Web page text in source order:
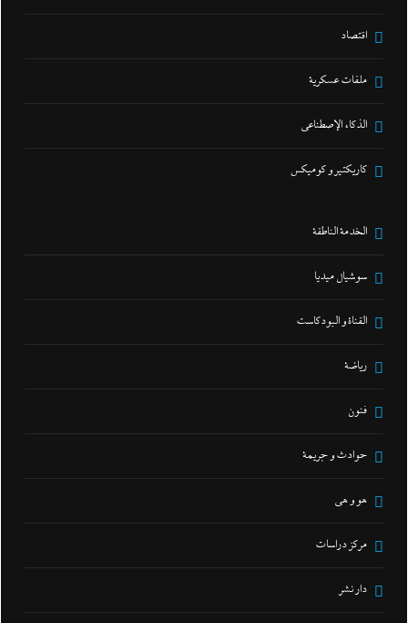
اقتصاد
ملفات عسكرية
الذكاء الإصطناعي
كاريكتير و كوميكس
الخدمة الناطقة
سوشيال ميديا
القناة و البودكاست
رياضة
فنون
حوادث و جريمة
هو و هي
مركز دراسات
دار نشر